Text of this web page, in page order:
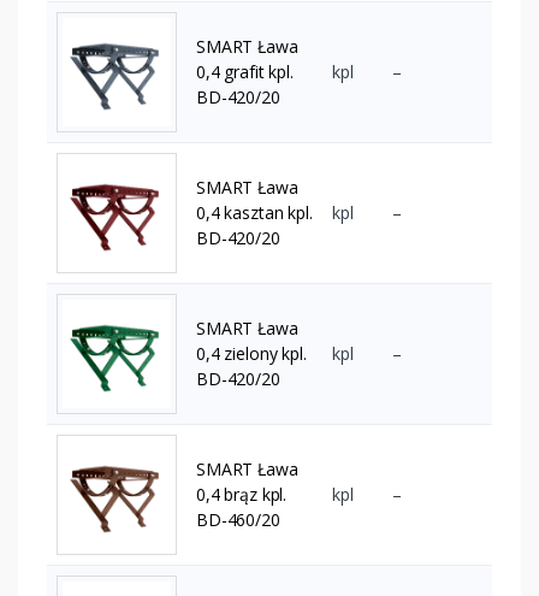
SMART Ława
0,4 grafit kpl.
BD-420/20
kpl –
SMART Ława
0,4 kasztan kpl.
BD-420/20
kpl –
SMART Ława
0,4 zielony kpl.
BD-420/20
kpl –
SMART Ława
0,4 brąz kpl.
BD-460/20
kpl –